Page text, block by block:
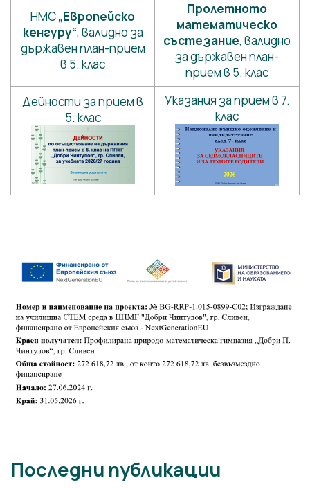
НМС„Европейско
кенгуру“, валидно за
държавен план-прием
в 5. клас
Пролетното
математическо
състезание, валидно
за държавен план-
прием в 5. клас
Дейности за прием в
5. клас
Указания за прием в 7.
клас
Последни публикации